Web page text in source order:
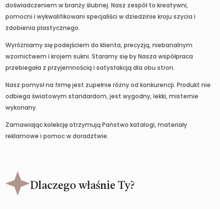
doświadczeniem w branży ślubnej. Nasz zespół to kreatywni,
pomocni i wykwalifikowani specjaliści w dziedzinie kroju szycia i
zdobienia plastycznego.
Wyróżniamy się podejściem do klienta, precyzją, niebanalnym
wzornictwem i krojem sukni. Staramy się by Nasza współpraca
przebiegała z przyjemnością i satysfakcją dla obu stron.
Nasz pomysł na firmę jest zupełnie różny od konkurencji. Produkt nie
odbiega światowym standardom, jest wygodny, lekki, misternie
wykonany.
Zamawiając kolekcję otrzymują Państwo katalogi, materiały
reklamowe i pomoc w doradztwie.
Dlaczego właśnie Ty?